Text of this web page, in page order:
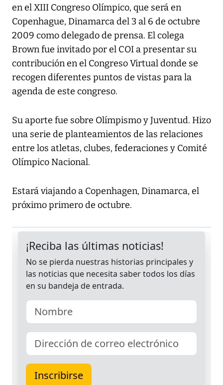
en el XIII Congreso Olímpico, que será en
Copenhague, Dinamarca del 3 al 6 de octubre
2009 como delegado de prensa. El colega
Brown fue invitado por el COI a presentar su
contribución en el Congreso Virtual donde se
recogen diferentes puntos de vistas para la
agenda de este congreso.
Su aporte fue sobre Olímpismo y Juventud. Hizo
una serie de planteamientos de las relaciones
entre los atletas, clubes, federaciones y Comité
Olímpico Nacional.
Estará viajando a Copenhagen, Dinamarca, el
próximo primero de octubre.